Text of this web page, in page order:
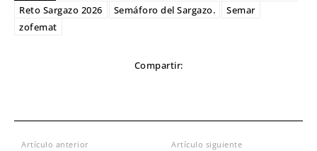
Reto Sargazo 2026
Semáforo del Sargazo.
Semar
zofemat
Compartir:
Artículo anterior Artículo siguiente